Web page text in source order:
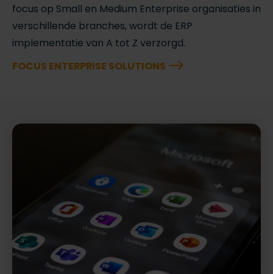
focus op Small en Medium Enterprise organisaties in
verschillende branches, wordt de ERP
implementatie van A tot Z verzorgd.
FOCUS ENTERPRISE SOLUTIONS